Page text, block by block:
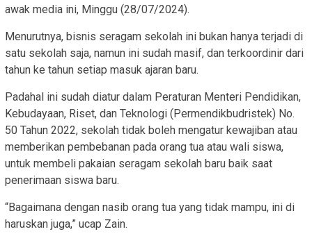
awak media ini, Minggu (28/07/2024).
Menurutnya, bisnis seragam sekolah ini bukan hanya terjadi di
satu sekolah saja, namun ini sudah masif, dan terkoordinir dari
tahun ke tahun setiap masuk ajaran baru.
Padahal ini sudah diatur dalam Peraturan Menteri Pendidikan,
Kebudayaan, Riset, dan Teknologi (Permendikbudristek) No.
50 Tahun 2022, sekolah tidak boleh mengatur kewajiban atau
memberikan pembebanan pada orang tua atau wali siswa,
untuk membeli pakaian seragam sekolah baru baik saat
penerimaan siswa baru.
“Bagaimana dengan nasib orang tua yang tidak mampu, ini di
haruskan juga,” ucap Zain.